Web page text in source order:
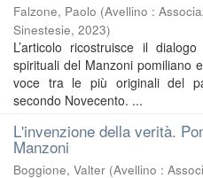
Falzone, Paolo (Avellino :
Sinestesie, 2023)
L’articolo ricostruisce il
spirituali del Manzoni pomiliano
voce tra le più originali del
secondo Novecento. ...
L'invenzione della verità.
Manzoni
Boggione, Valter (Avellino :